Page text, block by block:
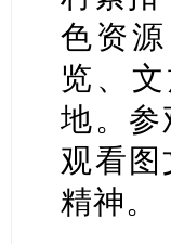
色资
览、
地。参
观看
精神。